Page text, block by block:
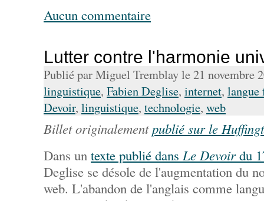
Aucun commentaire
Lutter contre l'harmonie
Publié par Miguel Tremblay le 21 novembre
linguistique, Fabien Deglise, internet, langue
Devoir, linguistique, technologie, web
Billet originalementpublié sur le
Dans un texte publié dans Le Devoirdu
Deglise se désole de l'augmentation du
web. L'abandon de l'anglais comme